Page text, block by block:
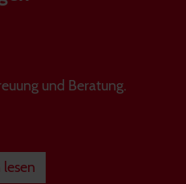
und Beratung.